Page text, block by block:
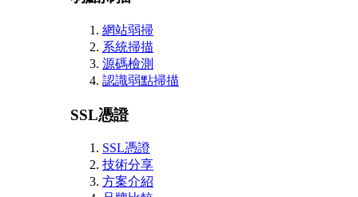
網站弱掃
系統掃描
源碼檢測
認識弱點掃描
SSL憑證
SSL憑證
技術分享
方案介紹